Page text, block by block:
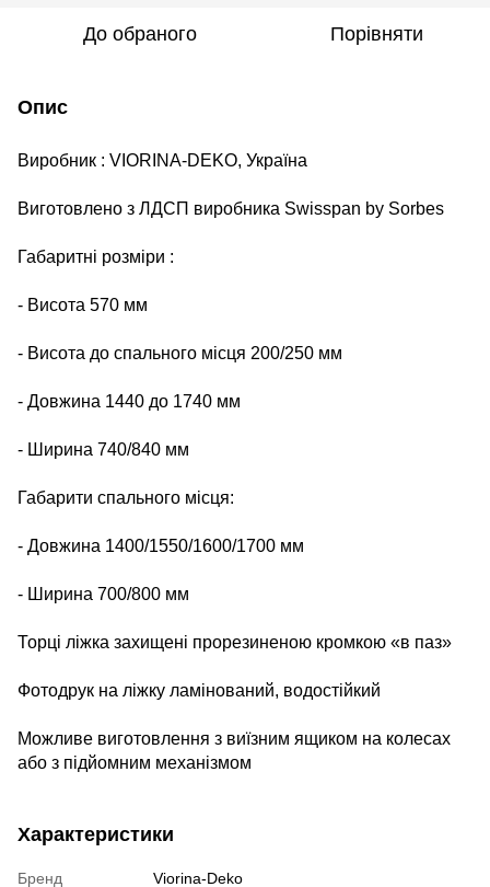
До обраного Порівняти
Опис
Виробник : VIORINA-DEKO, Україна
Виготовлено з ЛДСП виробника Swisspan by Sorbes
Габаритні розміри :
- Висота 570 мм
- Висота до спального місця 200/250 мм
- Довжина 1440 до 1740 мм
- Ширина 740/840 мм
Габарити спального місця:
- Довжина 1400/1550/1600/1700 мм
- Ширина 700/800 мм
Торці ліжка захищені прорезиненою кромкою «в паз»
Фотодрук на ліжку ламінований, водостійкий
Можливе виготовлення з виїзним ящиком на колесах
або з підйомним механізмом
Характеристики
Бренд Viorina-Deko